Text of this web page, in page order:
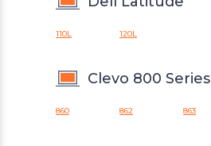
110L 120L
Clevo 800 Series
860 862 863